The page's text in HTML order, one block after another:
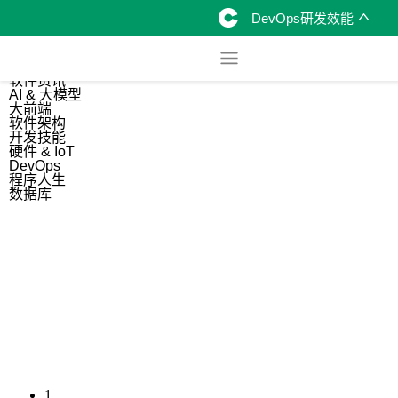
DevOps研发效能
软件资讯
AI & 大模型
大前端
软件架构
开发技能
硬件 & IoT
DevOps
程序人生
数据库
1